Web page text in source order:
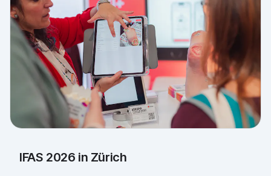
IFAS 2026 in Zürich